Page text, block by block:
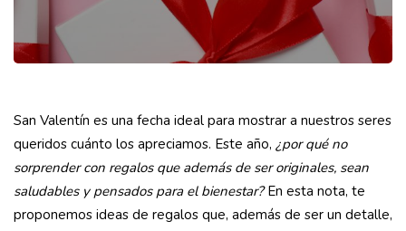
San Valentín es una fecha ideal para mostrar a nuestros seres
queridos cuánto los apreciamos. Este año, ¿por qué no
sorprender con regalos que además de ser originales, sean
saludables y pensados para el bienestar?En esta nota, te
proponemos ideas de regalos que, además de ser un detalle,